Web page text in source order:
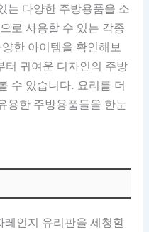
는 다양한 주방용품을 소
로 사용할 수 있는 각종
한 아이템을 확인해보
터 귀여운 디자인의 주방
수 있습니다. 요리를 더
용한 주방용품들을 한눈
레인지 유리판을 세청할